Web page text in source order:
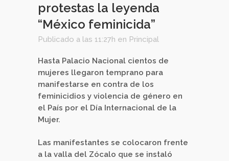
protestas la leyenda
“México feminicida”
Publicado a las 11:27h en Principal
Hasta Palacio Nacional cientos de
mujeres llegaron temprano para
manifestarse en contra de los
feminicidios y violencia de género en
el País por el Día Internacional de la
Mujer.
Las manifestantes se colocaron frente
a la valla del Zócalo que se instaló